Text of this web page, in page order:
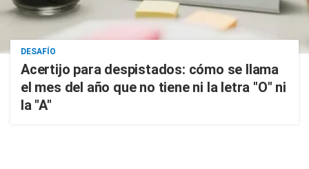
DESAFÍO
Acertijo para despistados: cómo se llama
el mes del año que no tiene ni la letra "O" ni
la "A"